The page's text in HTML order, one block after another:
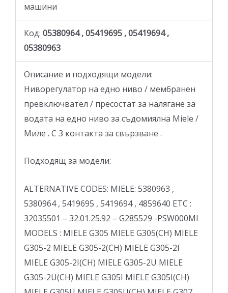
машини
Код: 05380964 , 05419695 , 05419694 ,
05380963
Описание и подходящи модели:
Ниворегулатор на едно ниво / мембранен
превключвател / пресостат за налягане за
водата на едно ниво за съдомиялна Miele /
Миле . С 3 контакта за свързване .
Подходящ за модели:
ALTERNATIVE CODES: MIELE: 5380963 ,
5380964 , 5419695 , 5419694 , 4859640 ETC :
32035501 – 32.01.25.92 – G285529 -PSW000MI
MODELS : MIELE G305 MIELE G305(CH) MIELE
G305-2 MIELE G305-2(CH) MIELE G305-2I
MIELE G305-2I(CH) MIELE G305-2U MIELE
G305-2U(CH) MIELE G305I MIELE G305I(CH)